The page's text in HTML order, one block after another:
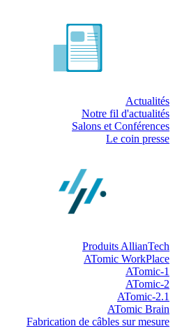
Actualités
Notre fil d'actualités
Salons et Conférences
Le coin presse
Produits AllianTech
ATomic WorkPlace
ATomic-1
ATomic-2
ATomic-2.1
ATomic Brain
Fabrication de câbles sur mesure